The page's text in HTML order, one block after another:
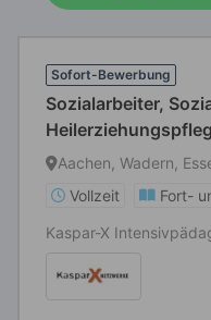
Sofort-Bewerbung
Sozialarbeiter,
Fachkräfte (m/w/d)
Aachen, Wadern,
Vollzeit
Fort-
Kaspar-X